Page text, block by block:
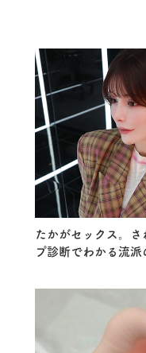
たかがセックス。
プ診断でわかる流派